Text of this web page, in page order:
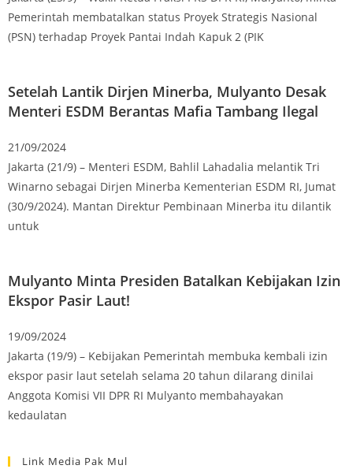
Pemerintah membatalkan status Proyek Strategis Nasional
(PSN) terhadap Proyek Pantai Indah Kapuk 2 (PIK
Setelah Lantik Dirjen Minerba, Mulyanto Desak
Menteri ESDM Berantas Mafia Tambang Ilegal
21/09/2024
Jakarta (21/9) – Menteri ESDM, Bahlil Lahadalia melantik Tri
Winarno sebagai Dirjen Minerba Kementerian ESDM RI, Jumat
(30/9/2024). Mantan Direktur Pembinaan Minerba itu dilantik
untuk
Mulyanto Minta Presiden Batalkan Kebijakan Izin
Ekspor Pasir Laut!
19/09/2024
Jakarta (19/9) – Kebijakan Pemerintah membuka kembali izin
ekspor pasir laut setelah selama 20 tahun dilarang dinilai
Anggota Komisi VII DPR RI Mulyanto membahayakan
kedaulatan
Link Media Pak Mul